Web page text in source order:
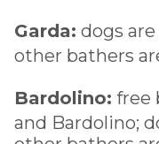
Garda: dogs
other bathers
Bardolino: free
and Bardolino;